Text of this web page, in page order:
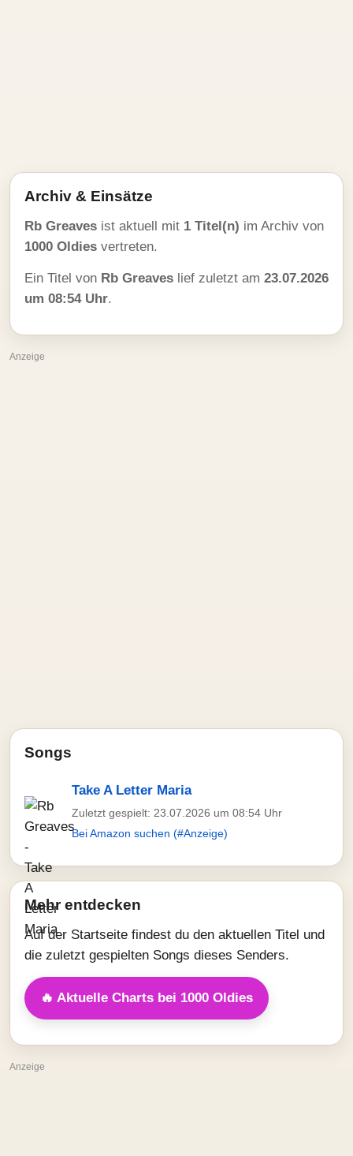
Archiv & Einsätze
Rb Greaves ist aktuell mit 1 Titel(n) im Archiv von
1000 Oldies vertreten.
Ein Titel von Rb Greaves lief zuletzt am 23.07.2026
um 08:54 Uhr.
Anzeige
Songs
Take A Letter Maria
Zuletzt gespielt: 23.07.2026 um 08:54 Uhr
Bei Amazon suchen (#Anzeige)
Mehr entdecken
Auf der Startseite findest du den aktuellen Titel und
die zuletzt gespielten Songs dieses Senders.
🔥 Aktuelle Charts bei 1000 Oldies
Anzeige